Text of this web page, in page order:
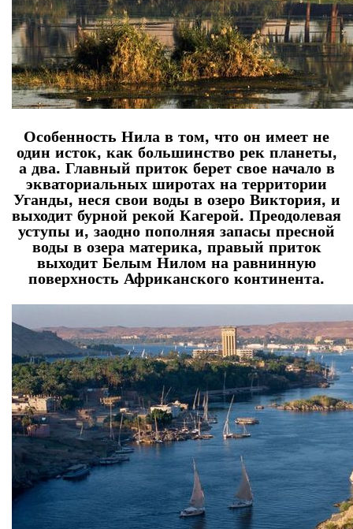
Особенность Нила в том, что он имеет не
один исток, как большинство рек планеты,
а два. Главный приток берет свое начало в
экваториальных широтах на территории
Уганды, неся свои воды в озеро Виктория, и
выходит бурной рекой Кагерой. Преодолевая
уступы и, заодно пополняя запасы пресной
воды в озера материка, правый приток
выходит Белым Нилом на равнинную
поверхность Африканского континента.